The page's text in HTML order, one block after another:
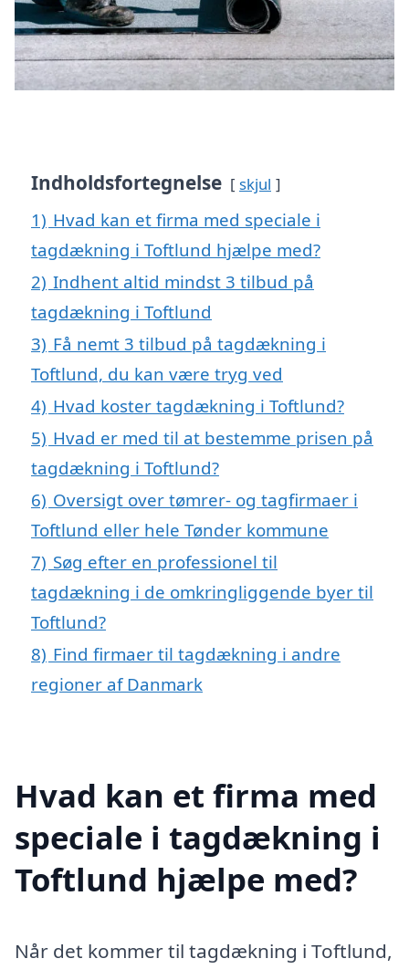
Indholdsfortegnelse skjul
1) Hvad kan et firma med speciale i
tagdækning i Toftlund hjælpe med?
2) Indhent altid mindst 3 tilbud på
tagdækning i Toftlund
3) Få nemt 3 tilbud på tagdækning i
Toftlund, du kan være tryg ved
4) Hvad koster tagdækning i Toftlund?
5) Hvad er med til at bestemme prisen på
tagdækning i Toftlund?
6) Oversigt over tømrer- og tagfirmaer i
Toftlund eller hele Tønder kommune
7) Søg efter en professionel til
tagdækning i de omkringliggende byer til
Toftlund?
8) Find firmaer til tagdækning i andre
regioner af Danmark
Hvad kan et firma med
speciale i tagdækning i
Toftlund hjælpe med?
Når det kommer til tagdækning i Toftlund,